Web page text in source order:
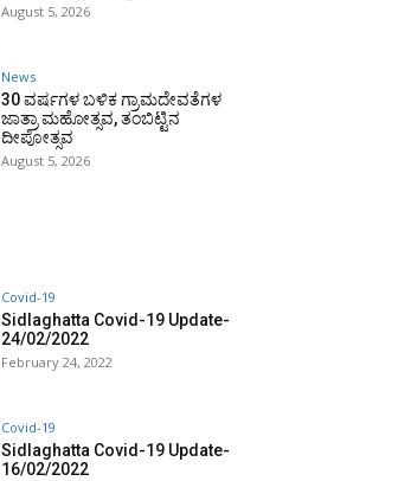
August 5, 2026
News
30 ವರ್ಷಗಳ ಬಳಿಕ ಗ್ರಾಮದೇವತೆಗಳ
ಜಾತ್ರಾ ಮಹೋತ್ಸವ, ತಂಬಿಟ್ಟಿನ
ದೀಪೋತ್ಸವ
August 5, 2026
Covid-19
Sidlaghatta Covid-19 Update-
24/02/2022
February 24, 2022
Covid-19
Sidlaghatta Covid-19 Update-
16/02/2022